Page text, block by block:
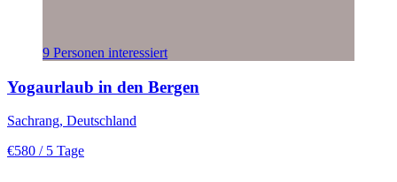
9 Personen interessiert
Yogaurlaub in den Bergen
Sachrang, Deutschland
€580 / 5 Tage